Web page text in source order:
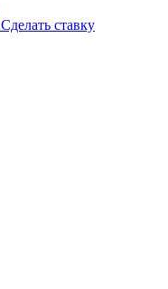
Сделать ставку